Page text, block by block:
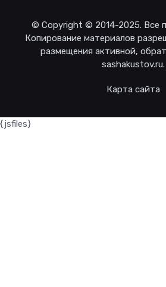
© Copyright © 2014-2025. Все
Копирование материалов
размещения активной,
sashakustov.ru.
Карта сайта
{jsfiles}